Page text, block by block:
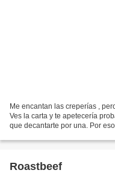
Me encantan las creperías ,
Ves la carta y te apetecería
que decantarte por una. Por
Roastbeef